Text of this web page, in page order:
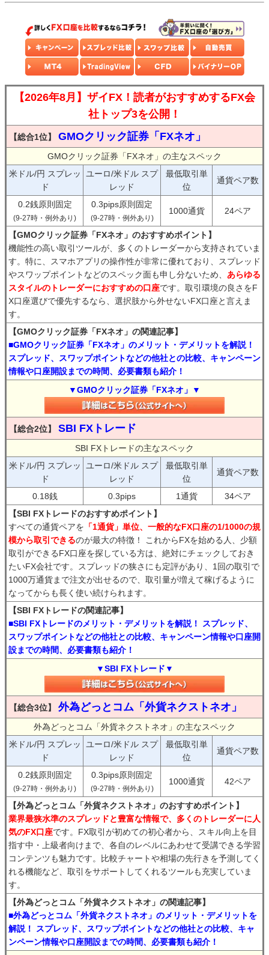
【2026年8月】ザイFX！読者がおすすめするFX会
社トップ3を公開！
【総合1位】 GMOクリック証券「FXネオ」
GMOクリック証券「FXネオ」の主なスペック
米ドル/円 スプレッ
ド
ユーロ/米ドル スプ
レッド
最低取引単
位
通貨ペア数
0.2銭原則固定
(9-27時・例外あり)
0.3pips原則固定
(9-27時・例外あり)
1000通貨 24ペア
【GMOクリック証券「FXネオ」のおすすめポイント】
機能性の高い取引ツールが、多くのトレーダーから支持されていま
す。特に、スマホアプリの操作性が非常に優れており、スプレッド
やスワップポイントなどのスペック面も申し分ないため、 あらゆる
スタイルのトレーダーにおすすめの口座です。取引環境の良さをF
X口座選びで優先するなら、選択肢から外せないFX口座と言えま
す。
【GMOクリック証券「FXネオ」の関連記事】
■GMOクリック証券「FXネオ」のメリット・デメリットを解説！
スプレッド、スワップポイントなどの他社との比較、キャンペーン
情報や口座開設までの時間、必要書類も紹介！
▼GMOクリック証券「FXネオ」▼
【総合2位】 SBI FXトレード
SBI FXトレードの主なスペック
米ドル/円 スプレッ
ド
ユーロ/米ドル スプ
レッド
最低取引単
位
通貨ペア数
0.18銭 0.3pips 1通貨
34ペア
【SBI FXトレードのおすすめポイント】
すべての通貨ペアを 「1通貨」単位、一般的なFX口座の1/1000の規
模から取引できるのが最大の特徴！ これからFXを始める人、少額
取引ができるFX口座を探している方は、絶対にチェックしておき
たいFX会社です。スプレッドの狭さにも定評があり、1回の取引で
1000万通貨まで注文が出せるので、取引量が増えて稼げるように
なってからも長く使い続けられます。
【SBI FXトレードの関連記事】
■SBI FXトレードのメリット・デメリットを解説！ スプレッド、
スワップポイントなどの他社との比較、キャンペーン情報や口座開
設までの時間、必要書類も紹介！
▼SBI FXトレード▼
【総合3位】 外為どっとコム「外貨ネクストネオ」
外為どっとコム「外貨ネクストネオ」の主なスペック
米ドル/円 スプレッ
ド
ユーロ/米ドル スプ
レッド
最低取引単
位
通貨ペア数
0.2銭原則固定
(9-27時・例外あり)
0.3pips原則固定
(9-27時・例外あり)
1000通貨 42ペア
【外為どっとコム「外貨ネクストネオ」のおすすめポイント】
業界最狭水準のスプレッドと豊富な情報で、多くのトレーダーに人
気のFX口座です。FX取引が初めての初心者から、スキル向上を目
指す中・上級者向けまで、各自のレベルにあわせて受講できる学習
コンテンツも魅力です。比較チャートや相場の先行きを予測してく
れる機能など、取引をサポートしてくれるツールも充実していま
す。
【外為どっとコム「外貨ネクストネオ」の関連記事】
■外為どっとコム「外貨ネクストネオ」のメリット・デメリットを
解説！ スプレッド、スワップポイントなどの他社との比較、キャ
ンペーン情報や口座開設までの時間、必要書類も紹介！